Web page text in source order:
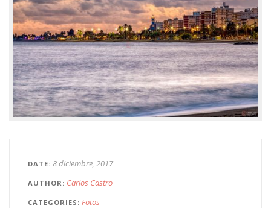
DATE 8 diciembre, 2017
AUTHOR Carlos Castro
CATEGORIES Fotos